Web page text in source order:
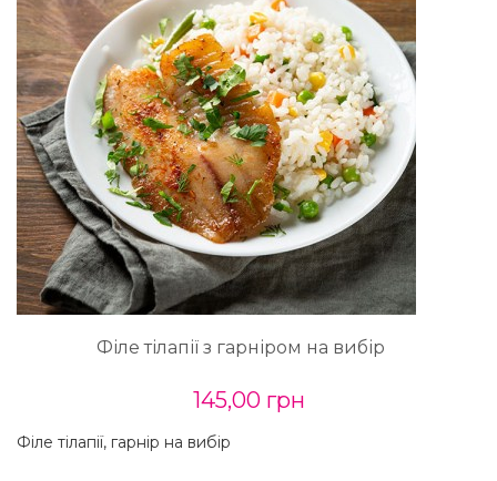
Філе тілапії з гарніром на вибір
145,00 грн
Філе тілапії, гарнір на вибір